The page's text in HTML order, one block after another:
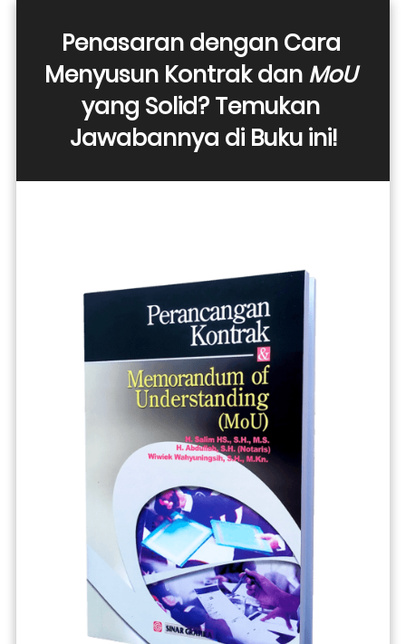
Penasaran dengan Cara
Menyusun Kontrak dan MoU
yang Solid? Temukan
Jawabannya di Buku ini!